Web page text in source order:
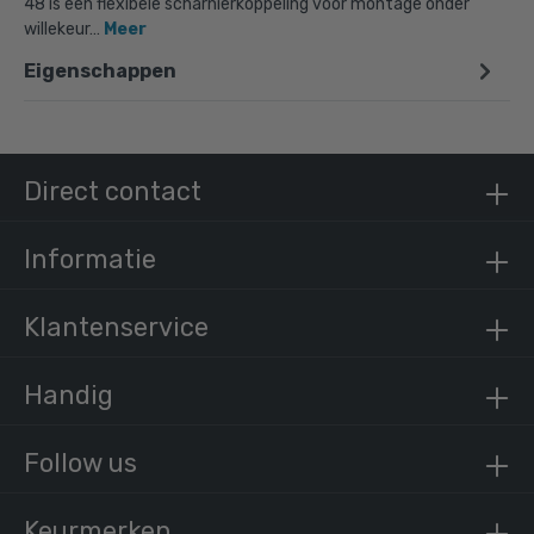
48 is een flexibele scharnierkoppeling voor montage onder
willekeur… Meer
Eigenschappen
€ 258,89 incl. BTW
Follow us
Direct contact
Informatie
Klantenservice
Handig